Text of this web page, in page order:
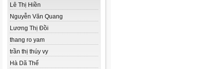
Lê Thị Hiền
Nguyễn Văn Quang
Lương Thị Đồi
thang ro yam
trần thị thúy vy
Hà Dã Thế